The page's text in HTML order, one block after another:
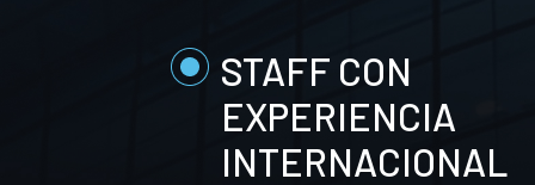
STAFF CON
EXPERIENCIA
INTERNACIONAL